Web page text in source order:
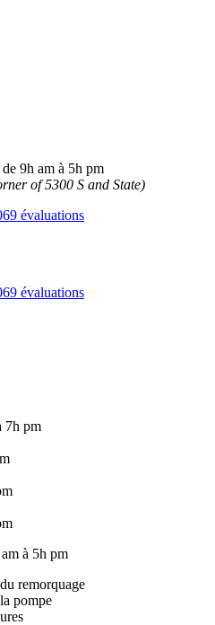
9h am à 5h pm
of 5300 S and State)
évaluations
évaluations
7h pm
à 5h pm
remorquage
pompe